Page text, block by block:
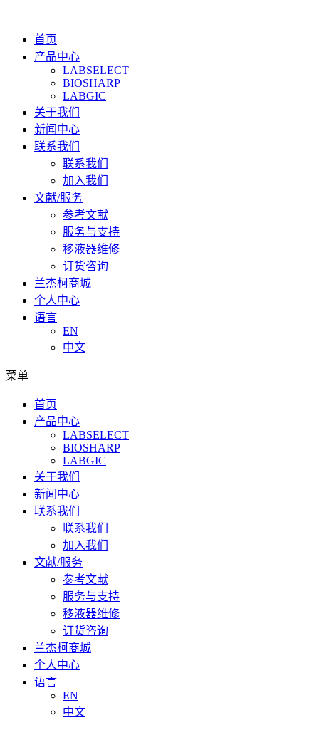
首页
产品中心
LABSELECT
BIOSHARP
LABGIC
关于我们
新闻中心
联系我们
联系我们
加入我们
文献/服务
参考文献
服务与支持
移液器维修
订货咨询
兰杰柯商城
个人中心
语言
EN
中文
菜单
首页
产品中心
LABSELECT
BIOSHARP
LABGIC
关于我们
新闻中心
联系我们
联系我们
加入我们
文献/服务
参考文献
服务与支持
移液器维修
订货咨询
兰杰柯商城
个人中心
语言
EN
中文